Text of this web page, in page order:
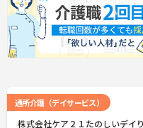
通所介護（デイサービス）
株式会社ケア２１たのしいデイ